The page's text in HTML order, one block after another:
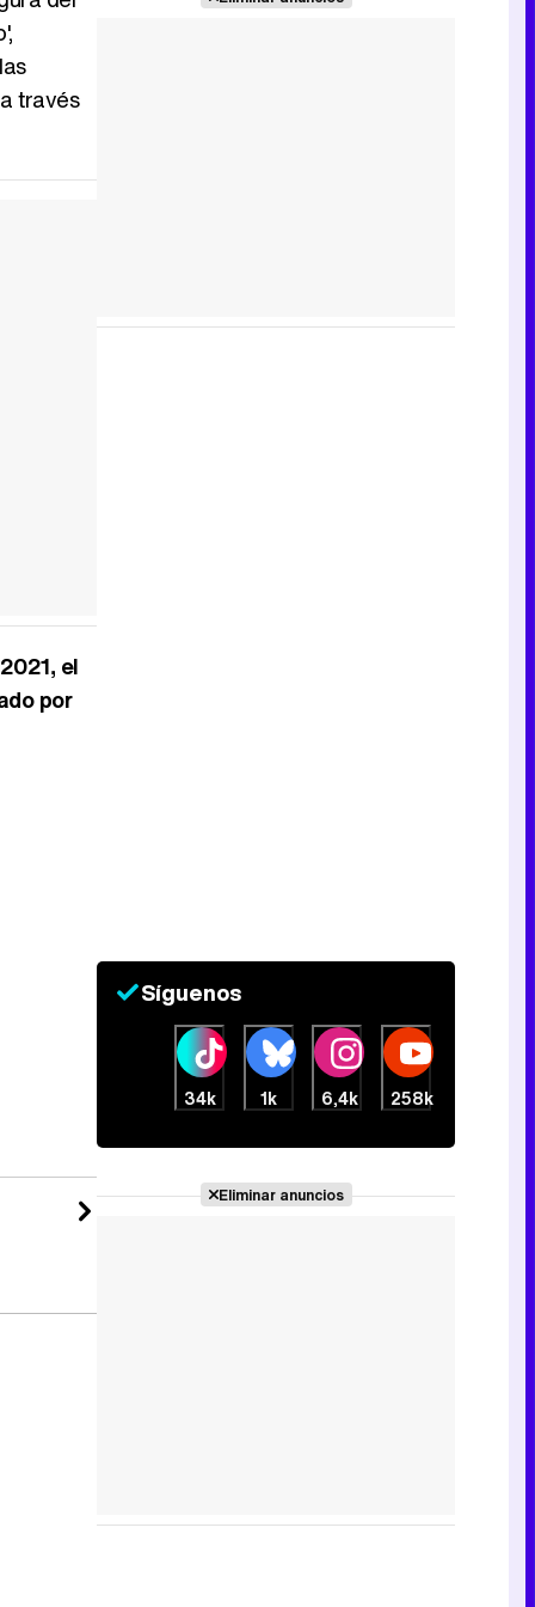
través
el
por
Síguenos
34k 1k 6,4k 258k
Eliminar anuncios